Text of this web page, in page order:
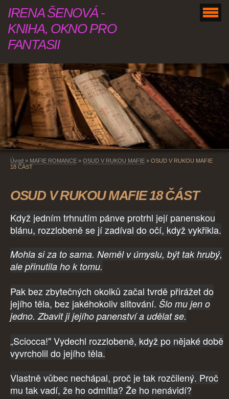
IRENA ŠENOVÁ -
KNIHA, OKNO PRO
FANTASII
Úvod » MAFIE ROMANCE » OSUD V RUKOU MAFIE » OSUD V RUKOU MAFIE
18 ČÁST
OSUD V RUKOU MAFIE 18 ČÁST
Když jedním trhnutím pánve protrhl její panenskou
blánu, rozzlobeně se jí zadíval do očí, když vykřikla.
Mohla si za to sama. Neměl v úmyslu, být tak hrubý,
ale přinutila ho k tomu.
Pak bez zbytečných okolků začal tvrdě přirážet do
jejího těla, bez jakéhokoliv slitování. Šlo mu jen o
jedno. Zbavit ji jejího panenství a udělat se.
„Sciocca!" Vydechl rozzlobeně, když po nějaké době
vyvrcholil do jejího těla.
Vlastně vůbec nechápal, proč je tak rozčilený. Proč
mu tak vadí, že ho odmítla? Že ho nenávidí?